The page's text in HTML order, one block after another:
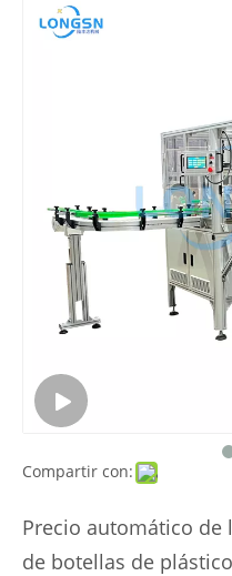
Compartir con:
Precio automático de
de botellas de plástico